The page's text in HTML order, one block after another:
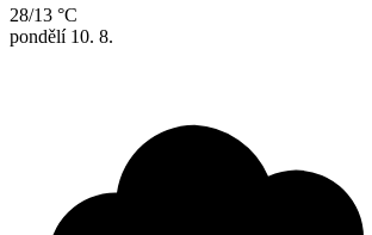
28/13 °C
pondělí 10. 8.